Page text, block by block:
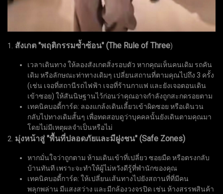
1. สังเกต "พฤติกรรมซ้ำซ้อน" (The Rule of Three)
เวลาเดินทาง ให้ลองสังเกตสิ่งรอบตัว หากคุณเห็นคนเดิม รถคัน
เดิม หรือลักษณะท่าทางเดิมๆ เปลี่ยนสถานที่ตามคุณไปถึง 3 ครั้ง
(เช่น เจอที่สถานีรถไฟฟ้า เจอที่ร้านกาแฟ และยังเจอตอนเดิน
เข้าซอย) ให้สันนิษฐานไว้ก่อนว่าคุณอาจกำลังถูกสะกดรอยตาม
เทคนิคบอดี้การ์ด: ลองแกล้งเดินเลี้ยวเข้าผิดซอย หรือเดินวน
กลับไปทางเดิมสั้นๆ เพื่อทดสอบดูว่าบุคคลนั้นยังเดินตามคุณมา
โดยไม่มีเหตุผลจำเป็นหรือไม่
2. มุ่งหน้าสู่ "พื้นที่ปลอดภัยและมีฝูงชน" (Safe Zones)
หากมั่นใจว่าถูกตาม ห้ามเดินเข้าที่เปลี่ยว ซอยมืด หรือตรงกลับ
บ้านทันที เพราะจะทำให้ผู้ไม่หวังดีรู้ที่พำนักของคุณ
เทคนิคบอดี้การ์ด: ให้เปลี่ยนเส้นทางไปยังสถานที่ที่มีคน
พลุกพล่าน มีแสงสว่าง และมีกล้องวงจรปิด เช่น ห้างสรรพสินค้า